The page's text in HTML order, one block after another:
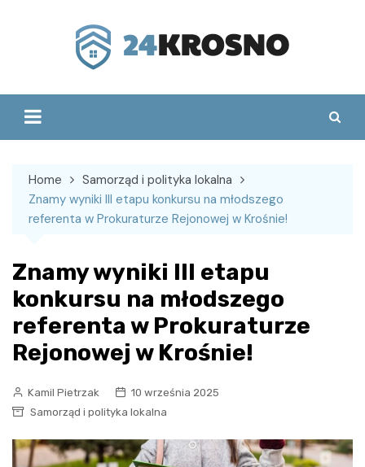
Home
Samorząd i polityka lokalna
Znamy wyniki III etapu konkursu na młodszego
referenta w Prokuraturze Rejonowej w Krośnie!
Znamy wyniki III etapu
konkursu na młodszego
referenta w Prokuraturze
Rejonowej w Krośnie!
Kamil Pietrzak
10 września 2025
Samorząd i polityka lokalna